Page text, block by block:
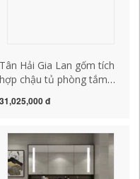
Tân Hải Gia Lan gốm tích
hợp chậu tủ phòng tắm
tủ phòng tắm phong cách
chậu rửa mặt tủ gương
phòng tắm caesar tủ
gương nhà tắm
31,025,000 đ